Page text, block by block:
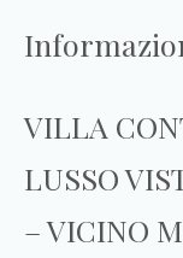
VILLA
LUSSO
– VICINO